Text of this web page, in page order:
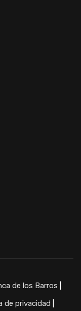
de los Barros
de privacidad